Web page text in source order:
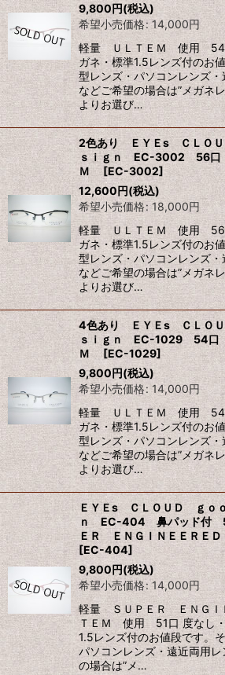
9,800円(税込)
希望小売価格: 14,000円
軽量 ＵＬＴＥＭ 使用 54
ガネ・標準1.5レンズ付のお
型レンズ・パソコンレンズ
などご希望の場合は”メガネ
よりお選び…
2色あり ＥＹＥs ＣＬＯ
ｓｉｇｎ EC-3002 56口
Ｍ
[EC-3002]
12,600円(税込)
希望小売価格: 18,000円
軽量 ＵＬＴＥＭ 使用 56
ガネ・標準1.5レンズ付のお
型レンズ・パソコンレンズ
などご希望の場合は”メガネ
よりお選び…
4色あり ＥＹＥs ＣＬＯ
ｓｉｇｎ EC-1029 54口
Ｍ [EC-1029]
9,800円(税込)
希望小売価格: 14,000円
軽量 ＵＬＴＥＭ 使用 54
ガネ・標準1.5レンズ付のお
型レンズ・パソコンレンズ
などご希望の場合は”メガネ
よりお選び…
ＥＹＥs ＣＬＯＵＤ ｇｏ
ｎ EC-404 鼻パッド付
ＥＲ ＥＮＧＩＮＥＥＲＥ
[EC-404]
9,800円(税込)
希望小売価格: 14,000円
軽量 ＳＵＰＥＲ ＥＮＧＩ
ＴＥＭ 使用 51口 度なし
1.5レンズ付のお値段です。
パソコンレンズ・遠近両用
の場合は”メ…